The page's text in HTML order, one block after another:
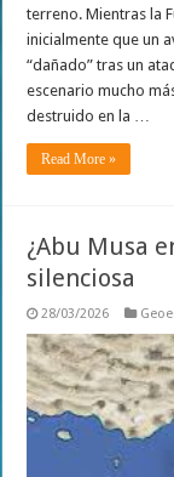
terreno. Mientras la
inicialmente que un
“dañado” tras un
escenario mucho
destruido en la …
Read More »
¿Abu Musa
silenciosa
28/03/2026